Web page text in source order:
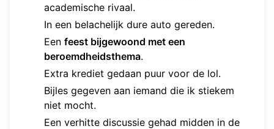
academische rivaal.
In een belachelijk dure auto gereden.
Een feest bijgewoond met een
beroemdheidsthema.
Extra krediet gedaan puur voor de lol.
Bijles gegeven aan iemand die ik stiekem
niet mocht.
Een verhitte discussie gehad midden in de